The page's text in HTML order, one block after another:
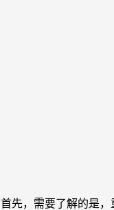
先，需要了解的是